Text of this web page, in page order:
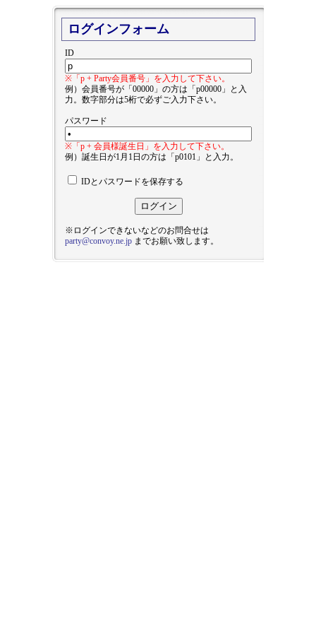
ログインフォーム
ID
※「p + Party会員番号」を入力して下さい。
例）会員番号が「00000」の方は「p00000」と入
力。数字部分は5桁で必ずご入力下さい。
パスワード
※「p + 会員様誕生日」を入力して下さい。
例）誕生日が1月1日の方は「p0101」と入力。
IDとパスワードを保存する
※ログインできないなどのお問合せは
party@convoy.ne.jp までお願い致します。